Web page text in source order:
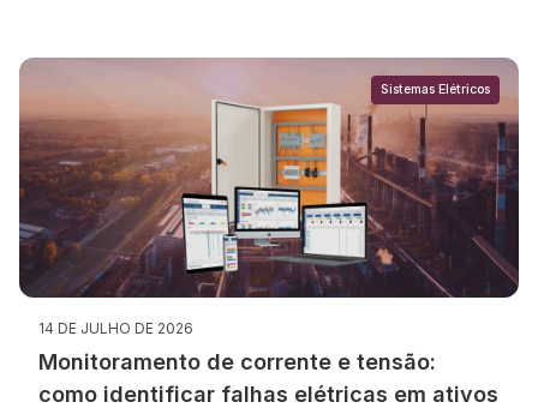
Sistemas Elétricos
14 DE JULHO DE 2026
Monitoramento de corrente e tensão:
como identificar falhas elétricas em ativos